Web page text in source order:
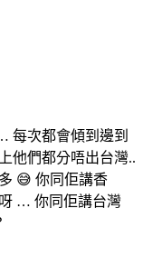
每次都會傾到邊到
他們都分唔出台灣..
😅 你同佢講香
… 你同佢講台灣